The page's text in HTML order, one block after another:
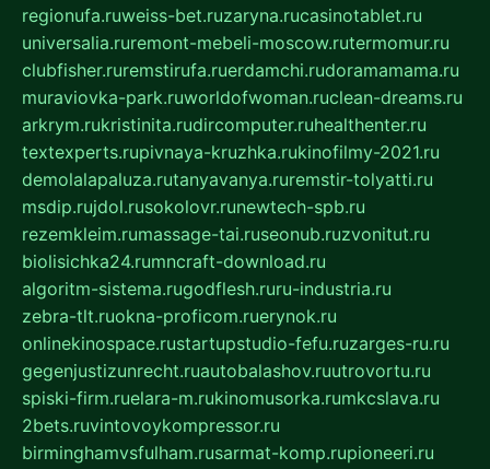
regionufa.ruweiss-bet.ruzaryna.rucasinotablet.ru
universalia.ruremont-mebeli-moscow.rutermomur.ru
clubfisher.ruremstirufa.ruerdamchi.rudoramamama.ru
muraviovka-park.ruworldofwoman.ruclean-dreams.ru
arkrym.rukristinita.rudircomputer.ruhealthenter.ru
textexperts.rupivnaya-kruzhka.rukinofilmy-2021.ru
demolalapaluza.rutanyavanya.ruremstir-tolyatti.ru
msdip.rujdol.rusokolovr.runewtech-spb.ru
rezemkleim.rumassage-tai.ruseonub.ruzvonitut.ru
biolisichka24.rumncraft-download.ru
algoritm-sistema.rugodflesh.ruru-industria.ru
zebra-tlt.ruokna-proficom.ruerynok.ru
onlinekinospace.rustartupstudio-fefu.ruzarges-ru.ru
gegenjustizunrecht.ruautobalashov.ruutrovortu.ru
spiski-firm.ruelara-m.rukinomusorka.rumkcslava.ru
2bets.ruvintovoykompressor.ru
birminghamvsfulham.rusarmat-komp.rupioneeri.ru